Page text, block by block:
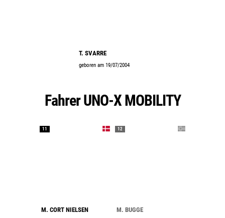
T. SVARRE
geboren am 19/07/2004
Fahrer UNO-X MOBILITY
11
M. CORT NIELSEN
12
M. BUGGE